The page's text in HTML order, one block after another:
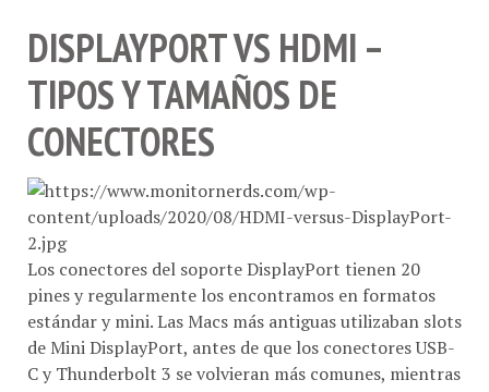
DISPLAYPORT VS HDMI –
TIPOS Y TAMAÑOS DE
CONECTORES
Los conectores del soporte DisplayPort tienen 20
pines y regularmente los encontramos en formatos
estándar y mini. Las Macs más antiguas utilizaban slots
de Mini DisplayPort, antes de que los conectores USB-
C y Thunderbolt 3 se volvieran más comunes, mientras